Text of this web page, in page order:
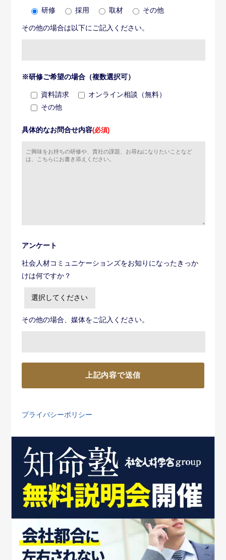
研修 採用 取材 その他
その他の場合は以下にご記入ください。
※研修ご希望の場合（複数選択可）
資料請求
オンライン相談（無料）
その他
具体的なお問合せ内容(必須)
アンケート
社会人材コミュニケーションズをお知りになったきっか
けは何ですか？
その他の場合、媒体をご記入ください。
プライバシーポリシー